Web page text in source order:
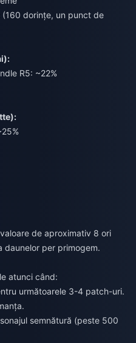
dorințe, un punct de
R5: ~22%
de aproximativ 8 ori
daunelor per primogem.
atunci când:
următoarele 3-4 patch-uri.
semnătură (peste 500